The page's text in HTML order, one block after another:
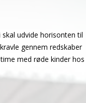
udvide horisonten til
gennem redskaber
med røde kinder hos